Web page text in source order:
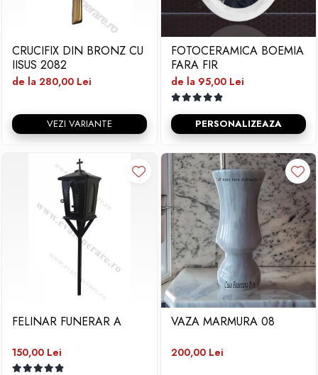
CRUCIFIX DIN BRONZ CU
IISUS 2082
de la 280,00 Lei
VEZI VARIANTE
FOTOCERAMICA BOEMIA
FARA FIR
de la 95,00 Lei
PERSONALIZEAZA
FELINAR FUNERAR A
150,00 Lei
VAZA MARMURA 08
200,00 Lei